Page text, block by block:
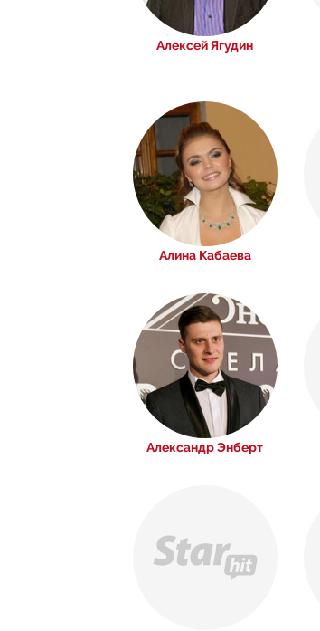
Алексей Ягудин
Алина Кабаева
Александр Энберт